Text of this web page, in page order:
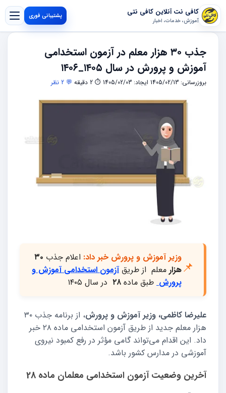
کافی نت آنلاین کافی نتی
آموزش، خدمات، اخبار
پشتیبانی فوری
جذب ۳۰ هزار معلم در آزمون استخدامی
آموزش و پرورش در سال ۱۴۰۵_۱۴۰۶
بروزرسانی: 1405/02/13 ایجاد: 1405/02/03 ⏱ 2 دقیقه 💬 2 نظر
📌
وزیر آموزش و پرورش خبر داد: اعلام جذب ۳۰
هزار معلم از طریقآزمون استخدامی آموزش و
پرورش طبق ماده ۲۸ در سال ۱۴۰۵
علیرضا کاظمی، وزیر آموزش و پرورش
، از برنامه جذب ۳۰
هزار معلم جدید از طریق آزمون استخدامی ماده ۲۸ خبر
داد. این اقدام می‌تواند گامی مؤثر در رفع کمبود نیروی
آموزشی در مدارس کشور باشد.
آخرین وضعیت آزمون استخدامی معلمان ماده 28